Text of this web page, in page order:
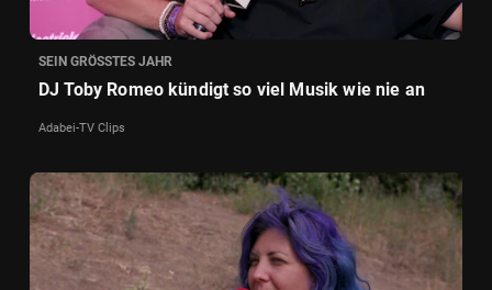
SEIN GRÖSSTES JAHR
DJ Toby Romeo kündigt so viel Musik wie nie an
Adabei-TV Clips